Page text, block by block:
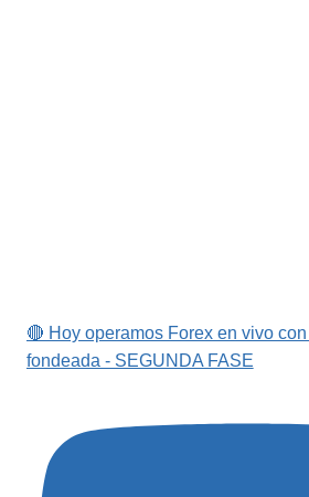
🔴 Hoy operamos Forex en vivo
fondeada - SEGUNDA FASE